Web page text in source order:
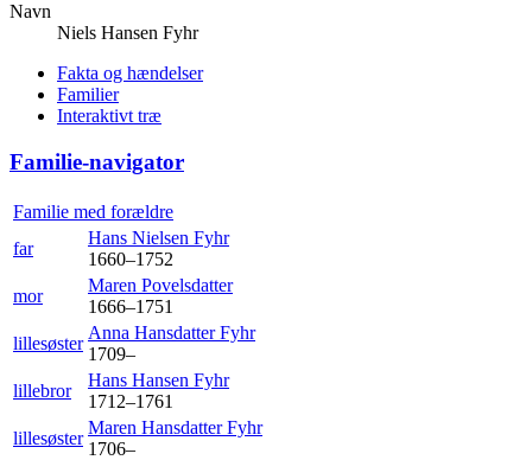
Navn
Niels Hansen Fyhr
Fakta og hændelser
Familier
Interaktivt træ
Familie-navigator
Familie med forældre
far
Hans Nielsen Fyhr
1660–1752
mor
Maren Povelsdatter
1666–1751
lillesøster
Anna HansdatterFyhr
1709–
lillebror
Hans Hansen Fyhr
1712–1761
lillesøster
Maren HansdatterFyhr
1706–